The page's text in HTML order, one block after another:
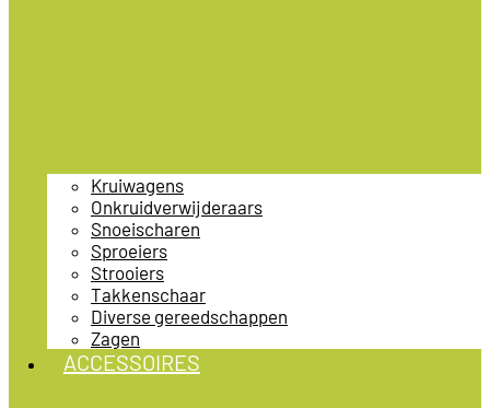
Kruiwagens
Onkruidverwijderaars
Snoeischaren
Sproeiers
Strooiers
Takkenschaar
Diverse gereedschappen
Zagen
ACCESSOIRES